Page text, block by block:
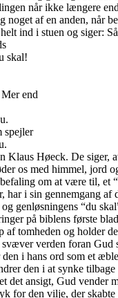
når ikke længere
noget af en anden, når
ind i stuen og siger:
skal!
end
spejler
Klaus Høeck. De siger,
os med himmel, jord
om at være til, et
har i sin gennemgang af
og genløsningens “du
på biblens første
af tomheden og holder
verden foran Gud
i hans ord som et
den i at synke
det ansigt, Gud vender
for den vilje, der skabte